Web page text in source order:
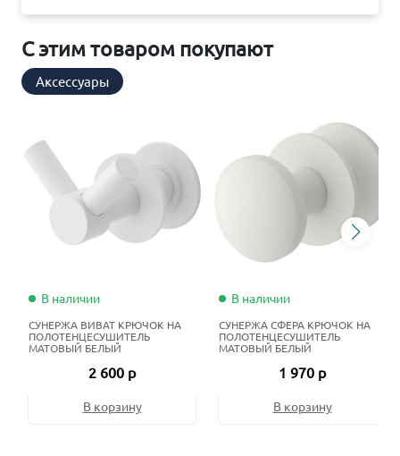
С этим товаром покупают
Аксессуары
В наличии
СУНЕРЖА ВИВАТ КРЮЧОК НА
ПОЛОТЕНЦЕСУШИТЕЛЬ
МАТОВЫЙ БЕЛЫЙ
2 600 р
В корзину
В наличии
СУНЕРЖА СФЕРА КРЮЧОК НА
ПОЛОТЕНЦЕСУШИТЕЛЬ
МАТОВЫЙ БЕЛЫЙ
1 970 р
В корзину